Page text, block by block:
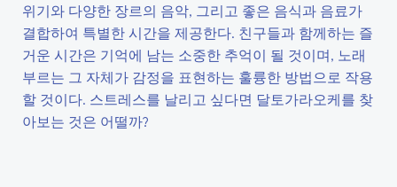
위기와 다양한 장르의 음악, 그리고 좋은 음식과 음료가
결합하여 특별한 시간을 제공한다. 친구들과 함께하는 즐
거운 시간은 기억에 남는 소중한 추억이 될 것이며, 노래
부르는 그 자체가 감정을 표현하는 훌륭한 방법으로 작용
할 것이다. 스트레스를 날리고 싶다면 달토가라오케를 찾
아보는 것은 어떨까?